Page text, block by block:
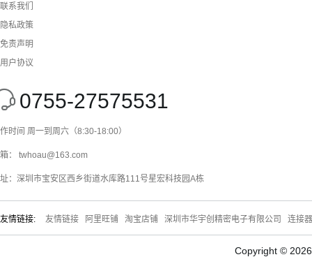
联系我们
隐私政策
免责声明
用户协议
0755-27575531
时间 周一到周六（8:30-18:00）
： twhoau@163.com
：深圳市宝安区西乡街道水库路111号星宏科技园A栋
友情链接: 友情链接 阿里旺铺 淘宝店铺 深圳市华宇创精密电子有限公司 连接
Copyright ©